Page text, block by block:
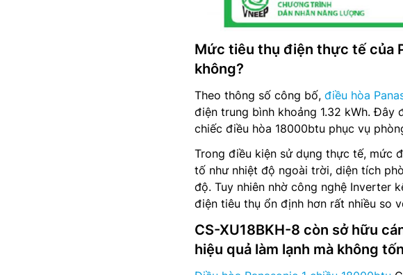
Mức tiêu thụ điện thực tế của
không?
Theo thông số công bố, điều hòa
điện trung bình khoảng 1.32 kWh.
chiếc điều hòa 18000btu phục vụ
Trong điều kiện sử dụng thực tế, mức
tố như nhiệt độ ngoài trời, diện tích
độ. Tuy nhiên nhờ công nghệ Inverter
điện tiêu thụ ổn định hơn rất nhiều so
CS-XU18BKH-8 còn sở hữu
hiệu quả làm lạnh mà không